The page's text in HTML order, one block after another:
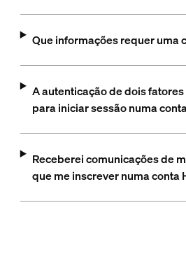
Que informações requer uma
A autenticação de dois
para iniciar sessão numa
Receberei comunicações de
que me inscrever numa conta